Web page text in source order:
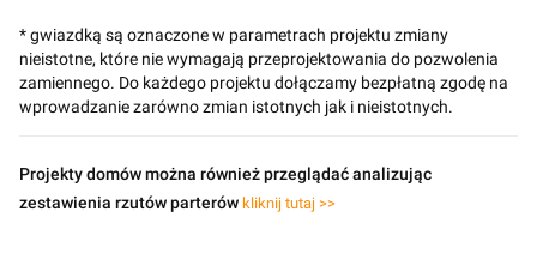
* gwiazdką są oznaczone w parametrach projektu zmiany
nieistotne, które nie wymagają przeprojektowania do pozwolenia
zamiennego. Do każdego projektu dołączamy bezpłatną zgodę na
wprowadzanie zarówno zmian istotnych jak i nieistotnych.
Projekty domów można również przeglądać analizując
zestawienia rzutów parterów kliknij tutaj >>